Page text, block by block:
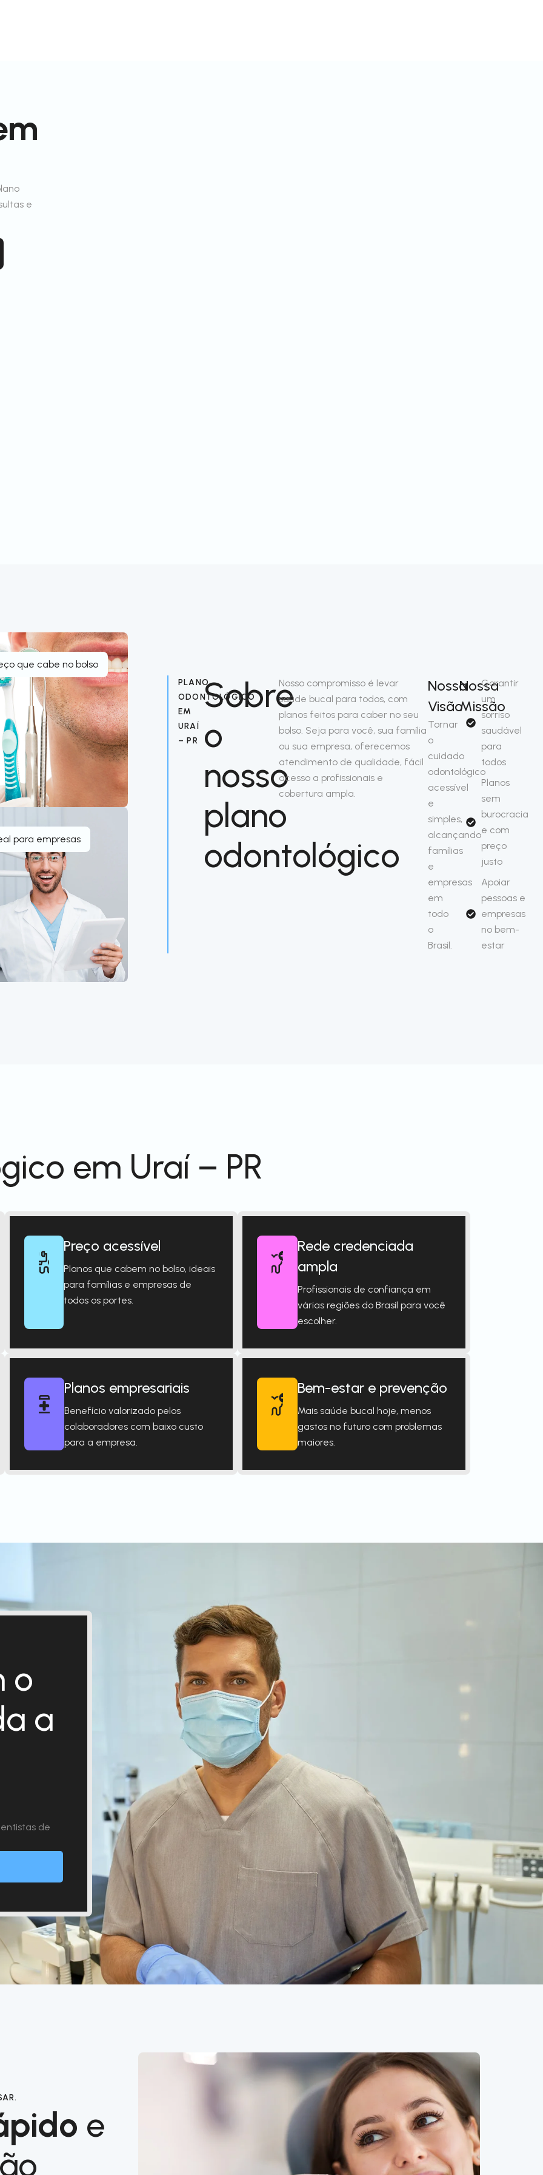
e
que cabe no bolso
para empresas
PLANO
ODONTOLÓGICO
EM
URAÍ
– PR
Sobre
o
nosso
plano
odontológico
Nosso compromisso é levar
saúde bucal para todos, com
planos feitos para caber no seu
bolso. Seja para você, sua família
ou sua empresa, oferecemos
atendimento de qualidade, fácil
acesso a profissionais e
cobertura ampla.
Nossa
Visão
Tornar
o
cuidado
odontológico
acessível
e
simples,
alcançando
famílias
e
empresas
em
todo
o
Brasil.
Nossa
Missão
Garantir
um
sorriso
saudável
para
todos
Planos
sem
burocracia
e com
preço
justo
Apoiar
pessoas e
empresas
no bem-
estar
em Uraí – PR
Preço acessível
Planos que cabem no bolso, ideais
para famílias e empresas de
todos os portes.
Rede credenciada
ampla
Profissionais de confiança em
várias regiões do Brasil para você
escolher.
Planos empresariais
Benefício valorizado pelos
colaboradores com baixo custo
para a empresa.
Bem-estar e prevenção
Mais saúde bucal hoje, menos
gastos no futuro com problemas
maiores.
o
a
de
e